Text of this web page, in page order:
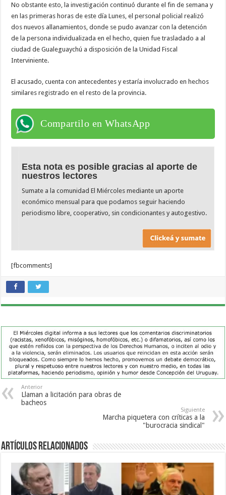
No obstante esto, la investigación continuó durante el fin de semana y
en las primeras horas de este día Lunes, el personal policial realizó
dos nuevos allanamientos, donde se pudo avanzar con la detención
de la persona individualizada en el hecho, quien fue trasladado a al
ciudad de Gualeguaychú a disposición de la Unidad Fiscal
Interviniente.
El acusado, cuenta con antecedentes y estaría involucrado en hechos
similares registrado en el resto de la provincia.
Compartilo en WhatsApp
Esta nota es posible gracias al aporte de
nuestros lectores
Sumate a la comunidad El Miércoles mediante un aporte
económico mensual para que podamos seguir haciendo
periodismo libre, cooperativo, sin condicionantes y autogestivo.
[fbcomments]
Anterior
Llaman a licitación para obras de
bacheos
Siguiente
Marcha piquetera con críticas a la
"burocracia sindical"
Artículos Relacionados